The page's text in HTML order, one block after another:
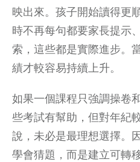
映出來。孩子開始讀得更
時不再每句都要家長提示
索，這些都是實際進步。
績才較容易持續上升。
如果一個課程只強調操卷
些考試有幫助，但對年紀
說，未必是最理想選擇。
學會猜題，而是建立可轉